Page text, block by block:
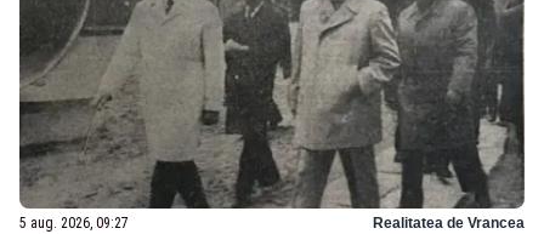
5 aug. 2026, 09:27 Realitatea de Vrancea